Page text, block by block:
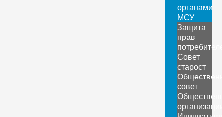
органами
МСУ
Защита
прав
Совет
старост
совет